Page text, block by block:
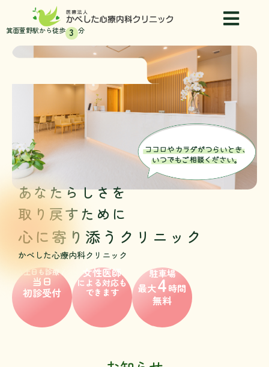
を箕面萱野駅から徒歩 3 分
あなたらしさを
取り戻すために
心に寄り添う クリニック
かべした心療内科クリニック
\土日も診療 /
当日
初診受付
女性医師
による対応も
できます
駐車場
最大4時間
無料